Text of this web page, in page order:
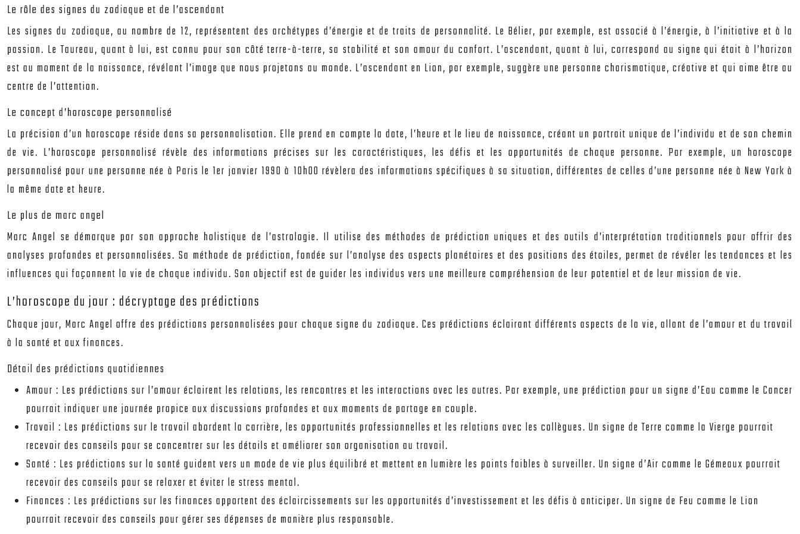
Le rôle des signes du zodiaque et de l’ascendant
Les signes du zodiaque, au nombre de 12, représentent des archétypes d’énergie et de traits de personnalité. Le Bélier, par exemple, est associé à l’énergie, à l’initiative et à la
passion. Le Taureau, quant à lui, est connu pour son côté terre-à-terre, sa stabilité et son amour du confort. L’ascendant, quant à lui, correspond au signe qui était à l’horizon
est au moment de la naissance, révélant l’image que nous projetons au monde. L’ascendant en Lion, par exemple, suggère une personne charismatique, créative et qui aime être au
centre de l’attention.
Le concept d’horoscope personnalisé
La précision d’un horoscope réside dans sa personnalisation. Elle prend en compte la date, l’heure et le lieu de naissance, créant un portrait unique de l’individu et de son chemin
de vie. L’horoscope personnalisé révèle des informations précises sur les caractéristiques, les défis et les opportunités de chaque personne. Par exemple, un horoscope
personnalisé pour une personne née à Paris le 1er janvier 1990 à 10h00 révèlera des informations spécifiques à sa situation, différentes de celles d’une personne née à New York à
la même date et heure.
Le plus de marc angel
Marc Angel se démarque par son approche holistique de l’astrologie. Il utilise des méthodes de prédiction uniques et des outils d’interprétation traditionnels pour offrir des
analyses profondes et personnalisées. Sa méthode de prédiction, fondée sur l’analyse des aspects planétaires et des positions des étoiles, permet de révéler les tendances et les
influences qui façonnent la vie de chaque individu. Son objectif est de guider les individus vers une meilleure compréhension de leur potentiel et de leur mission de vie.
L’horoscope du jour : décryptage des prédictions
Chaque jour, Marc Angel offre des prédictions personnalisées pour chaque signe du zodiaque. Ces prédictions éclairant différents aspects de la vie, allant de l’amour et du travail
à la santé et aux finances.
Détail des prédictions quotidiennes
Amour : Les prédictions sur l’amour éclairent les relations, les rencontres et les interactions avec les autres. Par exemple, une prédiction pour un signe d’Eau comme le Cancer
pourrait indiquer une journée propice aux discussions profondes et aux moments de partage en couple.
Travail : Les prédictions sur le travail abordent la carrière, les opportunités professionnelles et les relations avec les collègues. Un signe de Terre comme la Vierge pourrait
recevoir des conseils pour se concentrer sur les détails et améliorer son organisation au travail.
Santé : Les prédictions sur la santé guident vers un mode de vie plus équilibré et mettent en lumière les points faibles à surveiller. Un signe d’Air comme le Gémeaux pourrait
recevoir des conseils pour se relaxer et éviter le stress mental.
Finances : Les prédictions sur les finances apportent des éclaircissements sur les opportunités d’investissement et les défis à anticiper. Un signe de Feu comme le Lion
pourrait recevoir des conseils pour gérer ses dépenses de manière plus responsable.